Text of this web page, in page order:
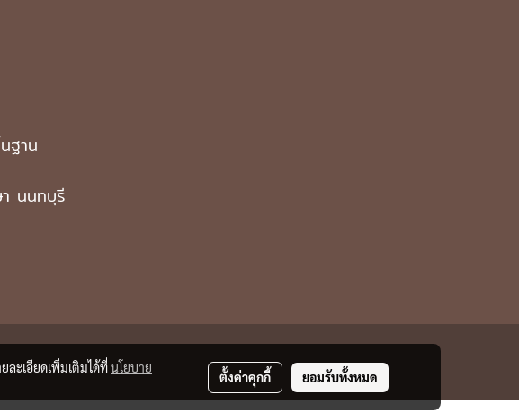
ฐาน
นนทบุรี
ละเอียดเพิ่มเติมได้ที่นโยบาย
ตั้งค่าคุกกี้ ยอมรับทั้งหมด